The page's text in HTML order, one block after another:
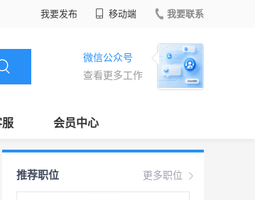
我要发布 移动端 我要联系
微信公众号
查看更多工作
服 会员中心
更多职位
推荐职位